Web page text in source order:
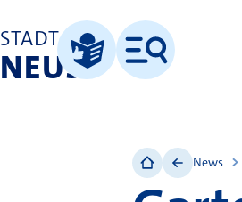
STADT
NEUSSLeichte Sprache
Menü
News